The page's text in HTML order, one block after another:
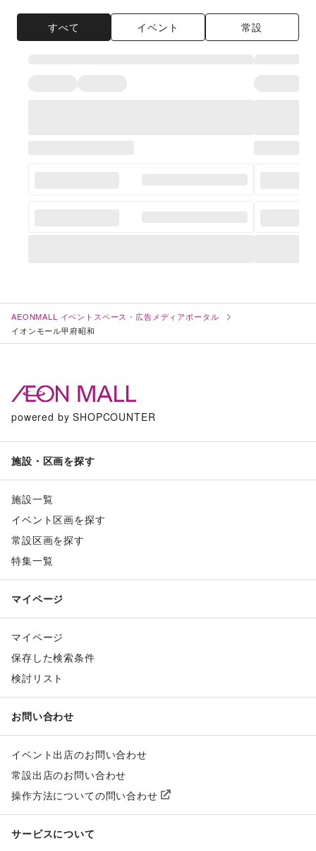
すべて イベント 常設
AEONMALL イベントスペース・広告メディアポータル
イオンモール甲府昭和
powered by SHOPCOUNTER
施設・区画を探す
施設一覧
イベント区画を探す
常設区画を探す
特集一覧
マイページ
マイページ
保存した検索条件
検討リスト
お問い合わせ
イベント出店のお問い合わせ
常設出店のお問い合わせ
操作方法についての問い合わせ
サービスについて